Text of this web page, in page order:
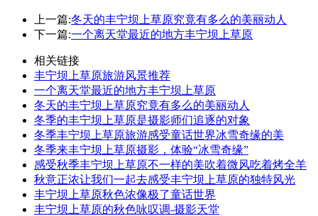
上一篇:冬天的丰宁坝上草原究竟有多么的美丽动人
下一篇:一个离天堂最近的地方丰宁坝上草原
相关链接
丰宁坝上草原旅游风景推荐
一个离天堂最近的地方丰宁坝上草原
冬天的丰宁坝上草原究竟有多么的美丽动人
冬季的丰宁坝上草原是摄影师们追逐的对象
冬季丰宁坝上草原旅游感受童话世界冰雪奇缘的美
冬季来丰宁坝上草原摄影，体验“冰雪奇缘”
感受秋季丰宁坝上草原不一样的美吹着微风吃着烤全羊
秋意正浓让我们一起去感受丰宁坝上草原的独特风光
丰宁坝上草原秋色浓像极了童话世界
丰宁坝上草原的秋色咏叹调-摄影天堂